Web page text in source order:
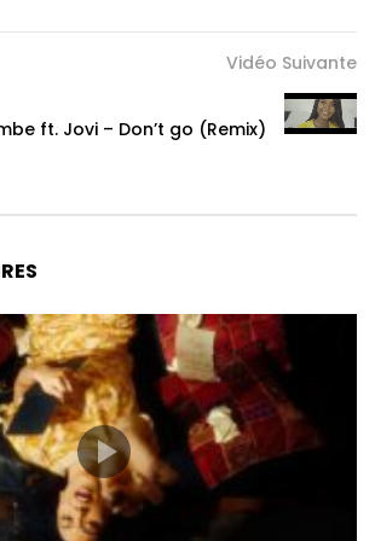
Vidéo Suivante
ft. Jovi – Don’t go (Remix)